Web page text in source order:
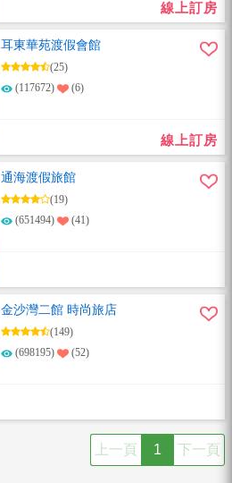
線上訂房
耳東華苑渡假會館
(25)
(117672)
(6)
線上訂房
通海渡假旅館
(19)
(651494)
(41)
金沙灣二館 時尚旅店
(149)
(698195)
(52)
上一頁 1 下一頁